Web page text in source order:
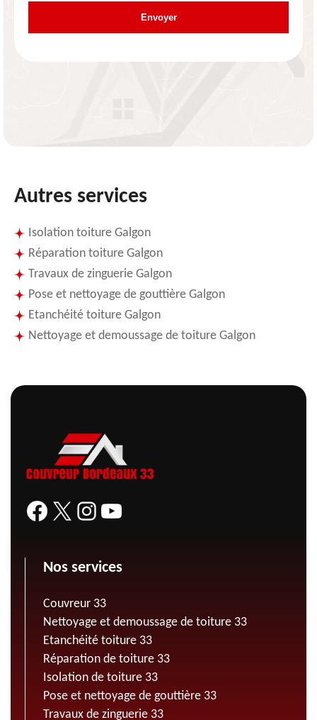
Autres services
Isolation toiture Galgon
Réparation toiture Galgon
Travaux de zinguerie Galgon
Pose et nettoyage de gouttière Galgon
Etanchéité toiture Galgon
Nettoyage et demoussage de toiture Galgon
Nos services
Couvreur 33
Nettoyage et demoussage de toiture 33
Etanchéité toiture 33
Réparation de toiture 33
Isolation de toiture 33
Pose et nettoyage de gouttière 33
Travaux de zinguerie 33